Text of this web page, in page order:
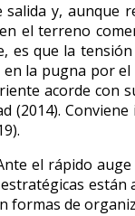
y,
el terreno
es que la
la pugna por
acorde con
(2014).
el rápido
formas de